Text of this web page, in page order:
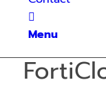
Menu